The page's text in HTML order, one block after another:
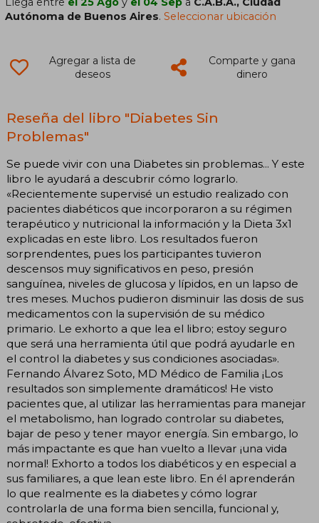
Autónoma de Buenos Aires.Seleccionar ubicación
Agregar a lista de
deseos
Comparte y gana
dinero
Reseña del libro "Diabetes Sin
Problemas"
Se puede vivir con una Diabetes sin problemas... Y este
libro le ayudará a descubrir cómo lograrlo.
«Recientemente supervisé un estudio realizado con
pacientes diabéticos que incorporaron a su régimen
terapéutico y nutricional la información y la Dieta 3x1
explicadas en este libro. Los resultados fueron
sorprendentes, pues los participantes tuvieron
descensos muy significativos en peso, presión
sanguínea, niveles de glucosa y lípidos, en un lapso de
tres meses. Muchos pudieron disminuir las dosis de sus
medicamentos con la supervisión de su médico
primario. Le exhorto a que lea el libro; estoy seguro
que será una herramienta útil que podrá ayudarle en
el control la diabetes y sus condiciones asociadas».
Fernando Álvarez Soto, MD Médico de Familia ¡Los
resultados son simplemente dramáticos! He visto
pacientes que, al utilizar las herramientas para manejar
el metabolismo, han logrado controlar su diabetes,
bajar de peso y tener mayor energía. Sin embargo, lo
más impactante es que han vuelto a llevar ¡una vida
normal! Exhorto a todos los diabéticos y en especial a
sus familiares, a que lean este libro. En él aprenderán
lo que realmente es la diabetes y cómo lograr
controlarla de una forma bien sencilla, funcional y,